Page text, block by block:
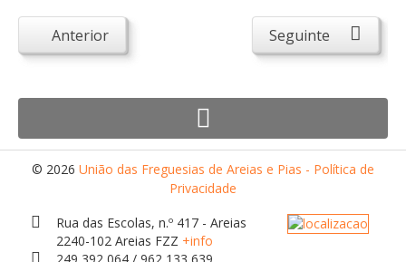
Requerimentos em Vigor
Sugestões/Reclamações
Avarias na Iluminação Pública
AREIAS E PIAS
Contactos Úteis
Culturais
Anterior Seguinte
© 2026 União das Freguesias de Areias e Pias - Política de
Privacidade
Rua das Escolas, n.º 417 - Areias
2240-102 Areias FZZ +info